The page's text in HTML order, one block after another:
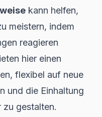
kann helfen,
meistern, indem
reagieren
hier einen
flexibel auf neue
und die Einhaltung
gestalten.